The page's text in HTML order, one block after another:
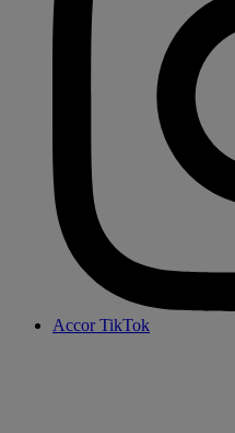
Accor TikTok